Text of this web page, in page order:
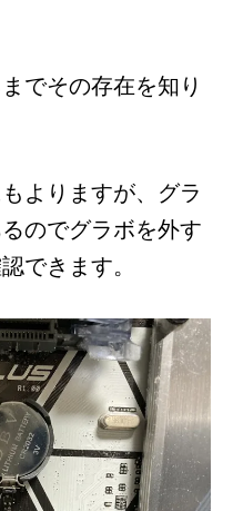
でその存在を知り
よりますが、グラ
のでグラボを外す
できます。